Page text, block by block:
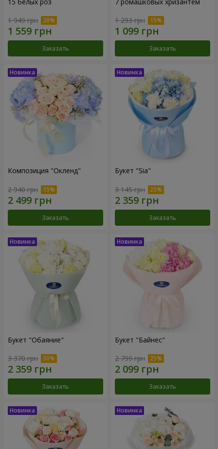
1 949 грн
Заказать
1 293 грн
Заказать
Композиция "Окленд"
2 940 грн
Заказать
Букет "Sia"
3 145 грн
Заказать
Букет "Обаяние"
3 370 грн
Заказать
Букет "Байнес"
2 799 грн
Заказать